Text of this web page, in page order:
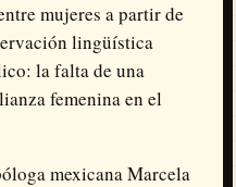
mujeres a partir de
lingüística
la falta de una
femenina en el
mexicanaMarcela